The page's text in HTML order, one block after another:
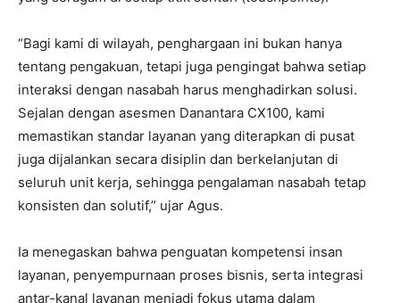
“Bagi kami di wilayah, penghargaan ini bukan hanya
tentang pengakuan, tetapi juga pengingat bahwa setiap
interaksi dengan nasabah harus menghadirkan solusi.
Sejalan dengan asesmen Danantara CX100, kami
memastikan standar layanan yang diterapkan di pusat
juga dijalankan secara disiplin dan berkelanjutan di
seluruh unit kerja, sehingga pengalaman nasabah tetap
konsisten dan solutif,” ujar Agus.
Ia menegaskan bahwa penguatan kompetensi insan
layanan, penyempurnaan proses bisnis, serta integrasi
antar-kanal layanan menjadi fokus utama dalam